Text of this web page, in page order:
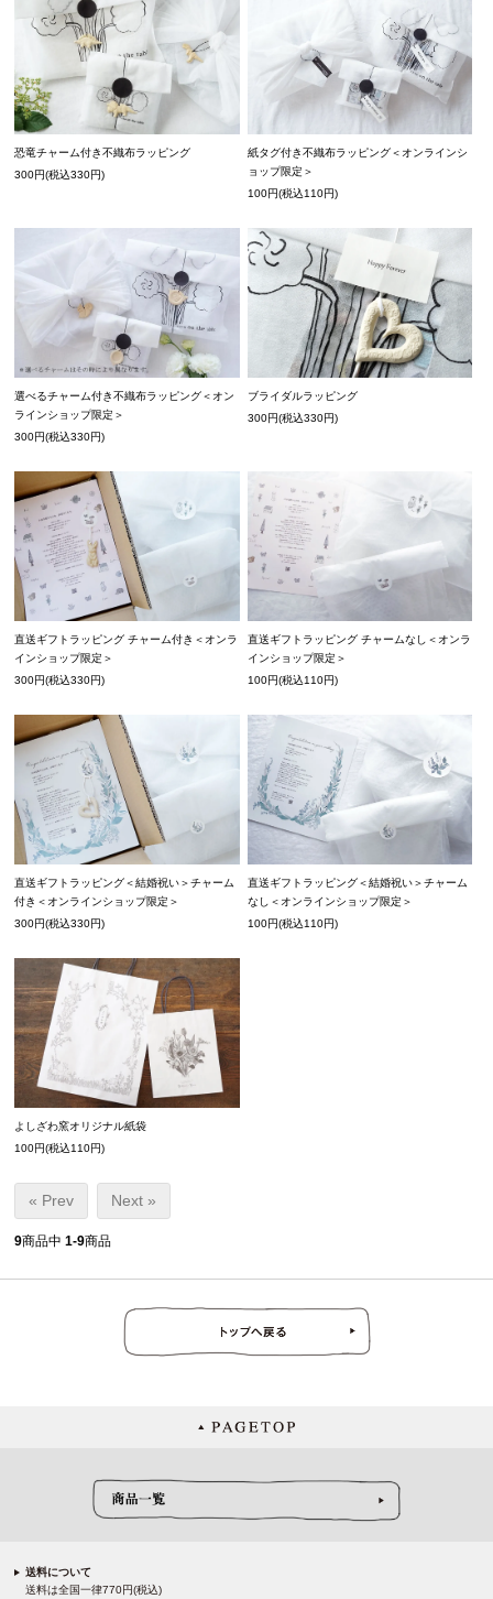
恐竜チャーム付き不織布ラッピング
300円(税込330円)
紙タグ付き不織布ラッピング＜オンラインシ
ョップ限定＞
100円(税込110円)
選べるチャーム付き不織布ラッピング＜オン
ラインショップ限定＞
300円(税込330円)
ブライダルラッピング
300円(税込330円)
直送ギフトラッピング チャーム付き＜オンラ
インショップ限定＞
300円(税込330円)
直送ギフトラッピング チャームなし＜オンラ
インショップ限定＞
100円(税込110円)
直送ギフトラッピング＜結婚祝い＞チャーム
付き＜オンラインショップ限定＞
300円(税込330円)
直送ギフトラッピング＜結婚祝い＞チャーム
なし＜オンラインショップ限定＞
100円(税込110円)
よしざわ窯オリジナル紙袋
100円(税込110円)
« Prev Next »
9商品中 1-9商品
送料について
送料は全国一律770円(税込)